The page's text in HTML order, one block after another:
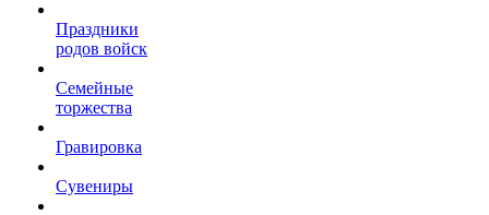
Праздники
родов войск
Семейные
торжества
Гравировка
Сувениры